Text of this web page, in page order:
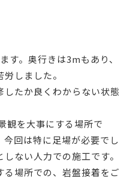
す。奥行きは3mもあり、
しました。
たか良くわからない状態
観を大事にする場所で
回は特に足場が必要でし
ない人力での施工です。
場所での、岩盤接着をご